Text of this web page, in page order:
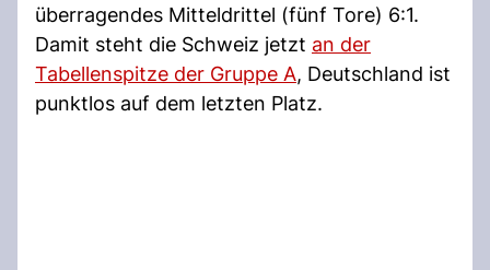
überragendes Mitteldrittel (fünf Tore) 6:1.
Damit steht die Schweiz jetzt an der
Tabellenspitze der Gruppe A, Deutschland ist
punktlos auf dem letzten Platz.